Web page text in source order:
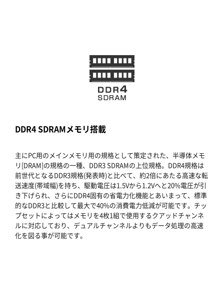
DDR4 SDRAMメモリ搭載
主にPC用のメインメモリ用の規格として策定された、半導体メモ
リ[DRAM]の規格の一種、DDR3 SDRAMの上位規格。DDR4規格は
前世代となるDDR3規格(発表時)と比べて、約2倍にあたる高速な転
送速度(帯域幅)を持ち、駆動電圧は1.5Vから1.2Vへと20%電圧が引
き下げられ、さらにDDR4固有の省電力化機能とあいまって、標準
的なDDR3と比較して最大で40%の消費電力低減が可能です。チッ
プセットによってはメモリを4枚1組で使用するクアッドチャンネ
ルに対応しており、デュアルチャンネルよりもデータ処理の高速
化を図る事が可能です。